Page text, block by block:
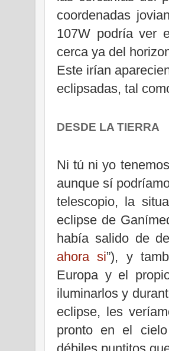
coordenadas
107W podría ver
cerca ya del
Este irían
eclipsadas, tal
DESDE LA TIERRA
Ni tú ni yo
aunque sí
telescopio, la
eclipse de
había salido de
ahora si”), y
Europa y el
iluminarlos y
eclipse, les
pronto en el